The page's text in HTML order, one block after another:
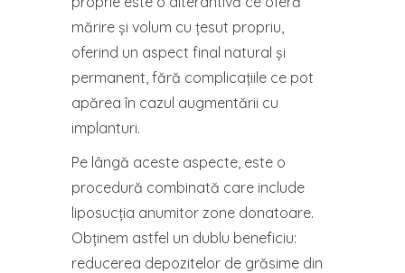
mărire și volum cu țesut propriu,
oferind un aspect final natural și
permanent, fără complicațiile ce pot
apărea în cazul augmentării cu
implanturi.
Pe lângă aceste aspecte, este o
procedură combinată care include
liposucția anumitor zone donatoare.
Obținem astfel un dublu beneficiu:
reducerea depozitelor de grăsime din